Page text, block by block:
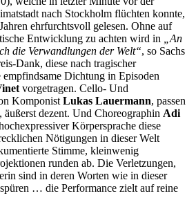
nach Stockholm flüchten konnte,
ehrfurchtsvoll gelesen. Ohne auf
Entwicklung zu achten wird in
„An
die Verwandlungen der Welt“, so Sachs
Dank, diese nach tragischer
Dichtung in Episoden
vorgetragen. Cello- Und
Komponist Lukas Lauermann, passen
äußerst dezent. Und Choreographin Adi
Körpersprache diese
Nötigungen in dieser Welt
Stimme, kleinwenig
runden ab. Die Verletzungen,
sind in deren Worten wie in dieser
… die Performance zielt auf reine